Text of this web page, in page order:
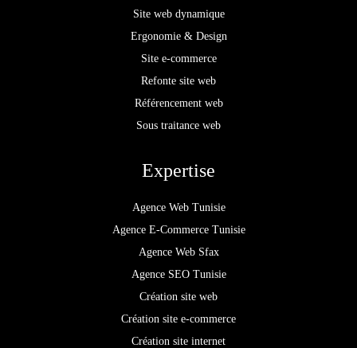
Site web dynamique
Ergonomie & Design
Site e-commerce
Refonte site web
Référencement web
Sous traitance web
Expertise
Agence Web Tunisie
Agence E-Commerce Tunisie
Agence Web Sfax
Agence SEO Tunisie
Création site web
Création site e-commerce
Création site internet